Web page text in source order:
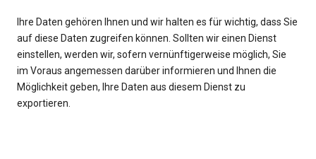
Ihre Daten gehören Ihnen und wir halten es für wichtig, dass Sie
auf diese Daten zugreifen können. Sollten wir einen Dienst
einstellen, werden wir, sofern vernünftigerweise möglich, Sie
im Voraus angemessen darüber informieren und Ihnen die
Möglichkeit geben, Ihre Daten aus diesem Dienst zu
exportieren.